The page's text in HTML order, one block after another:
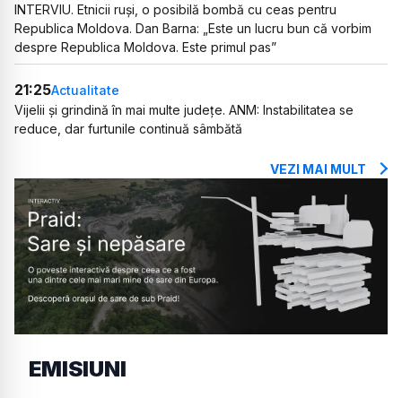
INTERVIU. Etnicii ruși, o posibilă bombă cu ceas pentru
Republica Moldova. Dan Barna: „Este un lucru bun că vorbim
despre Republica Moldova. Este primul pas”
21:25Actualitate
Vijelii și grindină în mai multe județe. ANM: Instabilitatea se
reduce, dar furtunile continuă sâmbătă
VEZI MAI MULT
EMISIUNI